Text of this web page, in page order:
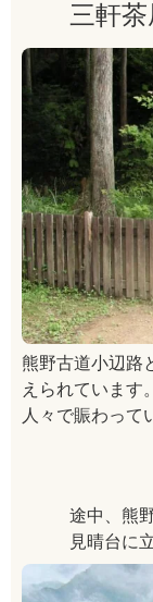
三軒
熊野古道小辺路
えられています
人々で賑わって
途中、熊
見晴台に